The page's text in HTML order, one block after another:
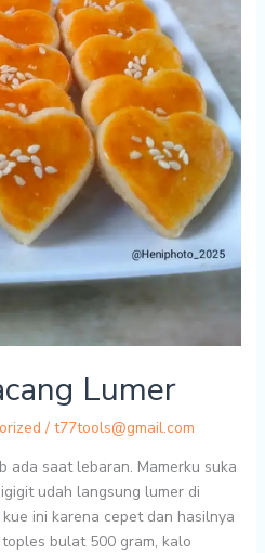
Lumer
/ t77tools@gmail.com
ada saat lebaran. Mamerku suka
udah langsung lumer di
ini karena cepet dan hasilnya
bulat 500 gram, kalo